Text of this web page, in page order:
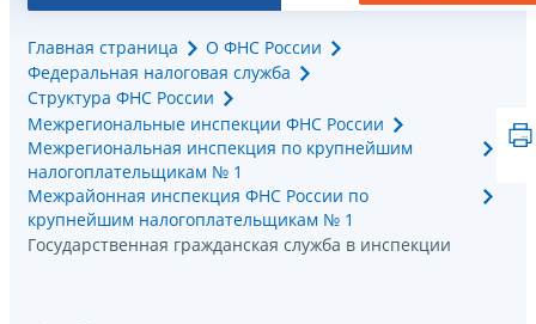
Главная страница
О ФНС России
Федеральная налоговая служба
Структура ФНС России
Межрегиональные инспекции ФНС России
Межрегиональная инспекция по крупнейшим
налогоплательщикам № 1
Межрайонная инспекция ФНС России по
крупнейшим налогоплательщикам № 1
Государственная гражданская служба в инспекции